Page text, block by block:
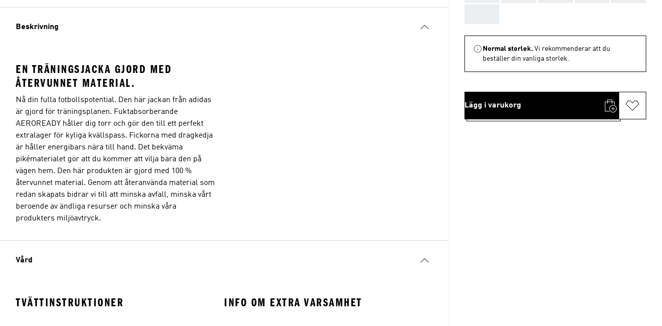
Beskrivning
EN TRÄNINGSJACKA GJORD MED
ÅTERVUNNET MATERIAL.
Nå din fulla fotbollspotential. Den här jackan från adidas
är gjord för träningsplanen. Fuktabsorberande
AEROREADY håller dig torr och gör den till ett perfekt
extralager för kyliga kvällspass. Fickorna med dragkedja
är håller energibars nära till hand. Det bekväma
pikématerialet gör att du kommer att vilja bära den på
vägen hem. Den här produkten är gjord med 100 %
återvunnet material. Genom att återanvända material som
redan skapats bidrar vi till att minska avfall, minska vårt
beroende av ändliga resurser och minska våra
produkters miljöavtryck.
Vård
TVÄTTINSTRUKTIONER INFO OM EXTRA VARSAMHET
Normal storlek. Vi rekommenderar att du
beställer din vanliga storlek.
Lägg i varukorg